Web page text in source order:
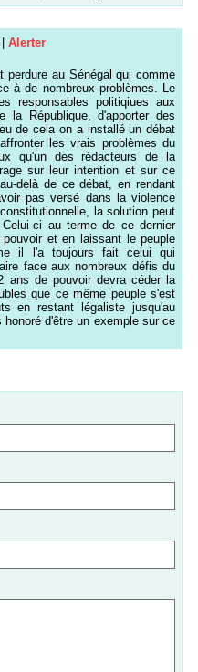
Alerter
perdure au Sénégal qui comme
à de nombreux problèmes. Le
responsables politiqiues aux
la République, d'apporter des
de cela on a installé un débat
les vrais problèmes du
qu'un des rédacteurs de la
sur leur intention et sur ce
delà de ce débat, en rendant
pas versé dans la violence
la solution peut
ci au terme de ce dernier
et en laissant le peuple
il l'a toujours fait celui qui
face aux nombreux défis du
ans de pouvoir devra céder la
que ce même peuple s'est
en restant légaliste jusqu'au
d'être un exemple sur ce